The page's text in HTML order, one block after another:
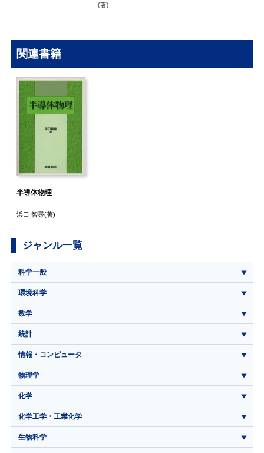
(著)
関連書籍
半導体物理
浜口 智尋(著)
ジャンル一覧
科学一般
環境科学
数学
統計
情報・コンピュータ
物理学
化学
化学工学・工業化学
生物科学